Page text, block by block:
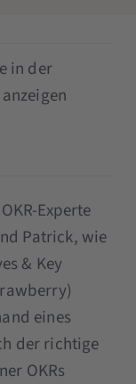
in der
Experte
Patrick, wie
& Key
eines
der richtige
OKRs